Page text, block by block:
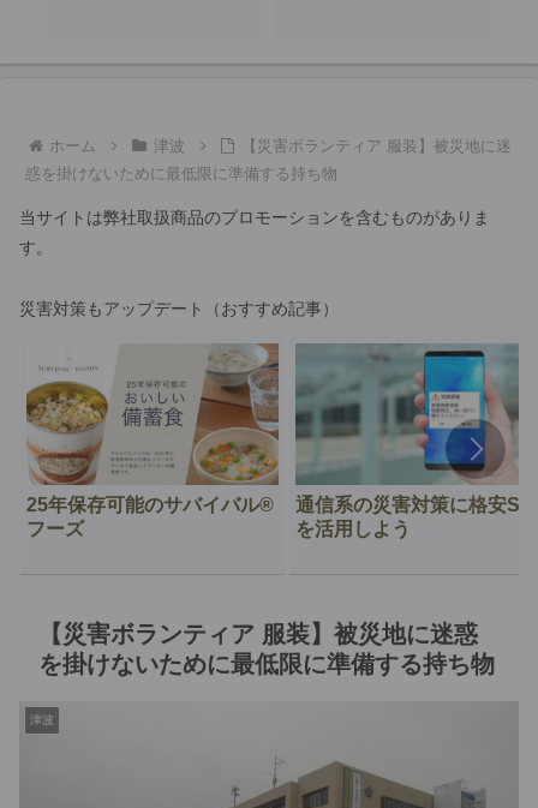
ホーム 津波
【災害ボランティア 服装】被災地に迷
惑を掛けないために最低限に準備する持ち物
当サイトは弊社取扱商品のプロモーションを含むものがありま
す。
災害対策もアップデート（おすすめ記事）
25年保存可能のサバイバル®︎
フーズ
通信系の災害対策に格安
を活用しよう
【災害ボランティア 服装】被災地に迷惑
を掛けないために最低限に準備する持ち物
津波